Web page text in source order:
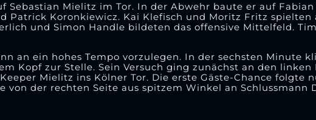
Sebastian Mielitz im Tor. In der Abwehr baute er auf Fabian
Patrick Koronkiewicz. Kai Klefisch und Moritz Fritz spielten
und Simon Handle bildeten das offensive Mittelfeld.
an ein hohes Tempo vorzulegen. In der sechsten Minute
Kopf zur Stelle. Sein Versuch ging zunächst an den linken
Mielitz ins Kölner Tor. Die erste Gäste-Chance folgte
von der rechten Seite aus spitzem Winkel an Schlussmann